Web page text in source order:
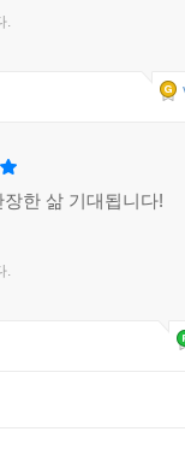
.
한 삶 기대됩니다!
.